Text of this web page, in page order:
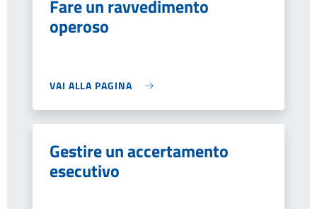
Fare un ravvedimento
operoso
VAI ALLA PAGINA
Gestire un accertamento
esecutivo